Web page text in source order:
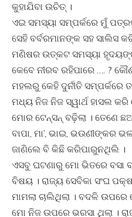
କୁହାଯିବା ଉଚିତ୍ ।
ଏଇ ସମସ୍ୟା ସମ୍ପର୍କରେ ମୁଁ
ସେହି ବର୍ବରମାନଙ୍କ ସହ ସାଲିସ
ମଣିଷର ଉତ୍କଟ ସମସ୍ୟା
କେବେ ନୀରବ ରହିପାରେ …. ?
ମହଲରୁ କେହି ଦୁର୍ନୀତି ସମ୍ପର୍କରେ
ମଧ୍ୟ ନିଜ ନିଜ ସ୍ୱାର୍ଥ ହାସଲ କରି
ମୋର ଟେନ୍‌ସନ୍ ବଢ଼ିଲା । ତେଣେ
ବାପା, ମା’, ଭାଇ, ଭଉଣୀଙ୍କର
ଜାଣିଲେ ବି କିଛି କରିପାରୁନଥିଲି ।
ଏସବୁ ଘଟଣାରୁ ମୋ ଭିତରେ ବସା
ବିଷୟ । ରାଜ୍ୟ ସେବିକା ସଂଘ
ମାମଲା ଚାଲିଥିଲା । ବଦଳି ଉପରେ
ମୋ ନିଜ ଉପରେ ଭରସା ଥିଲା ।